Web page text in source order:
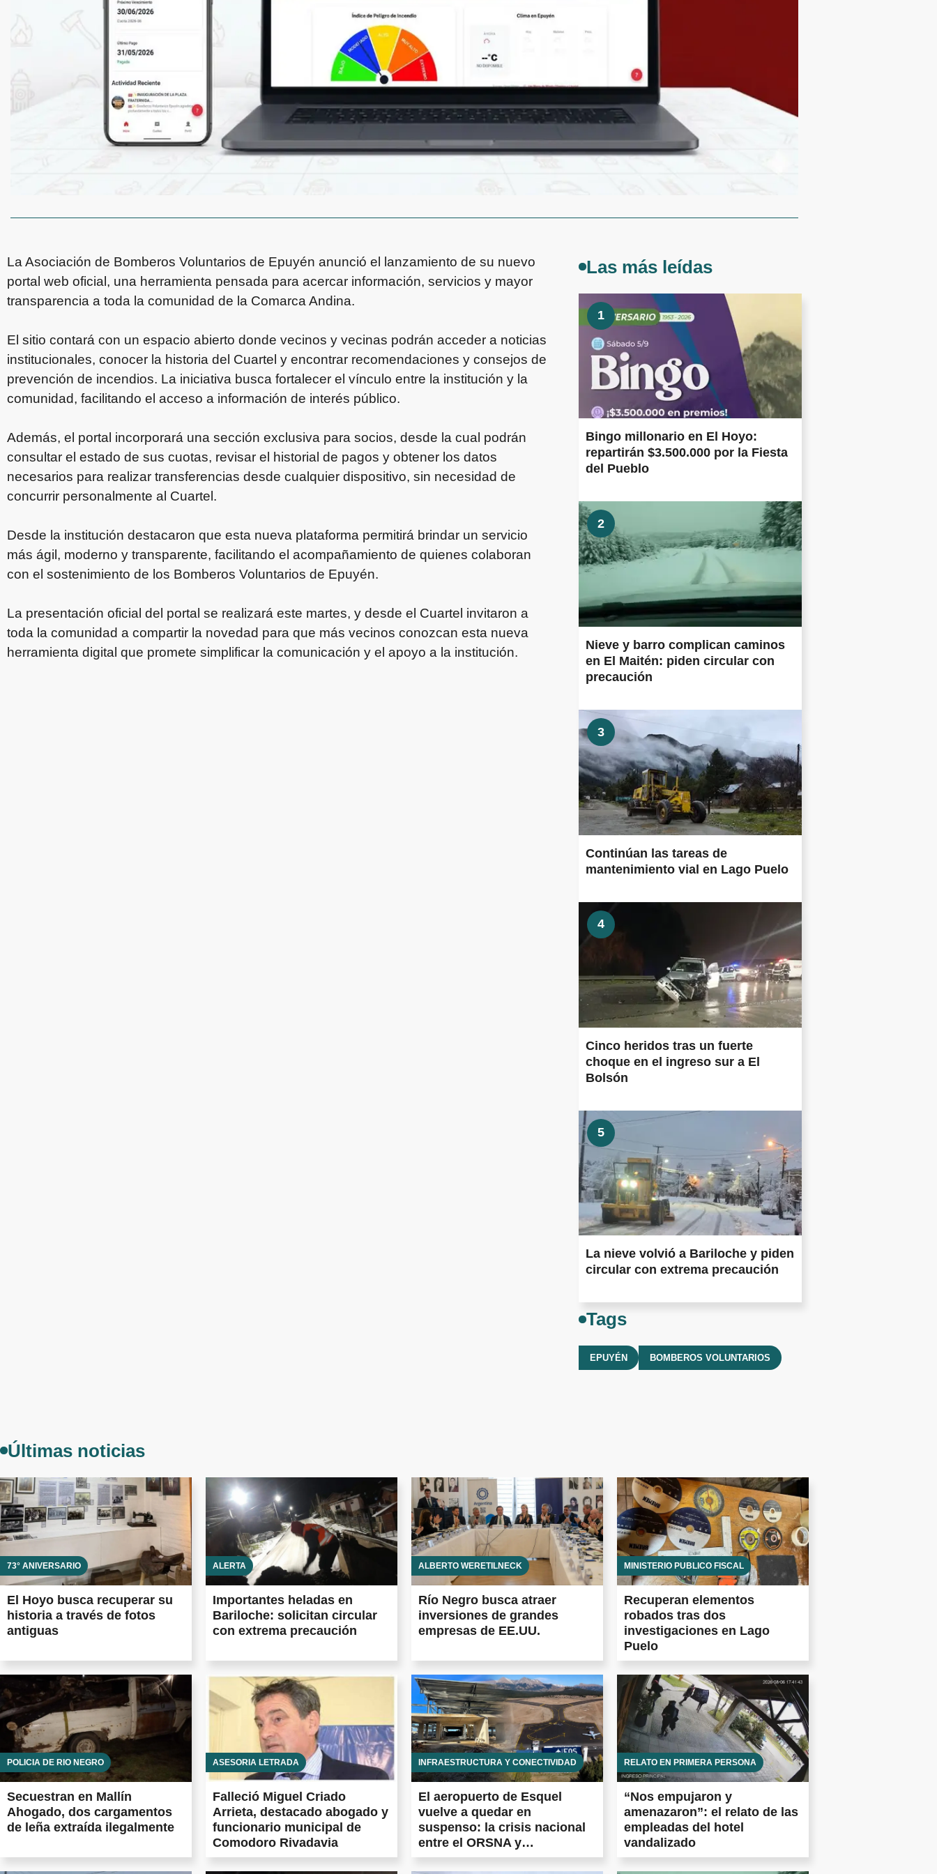
La Asociación de Bomberos Voluntarios de Epuyén anunció el lanzamiento de su nuevo
portal web oficial, una herramienta pensada para acercar información, servicios y mayor
transparencia a toda la comunidad de la Comarca Andina.
El sitio contará con un espacio abierto donde vecinos y vecinas podrán acceder a noticias
institucionales, conocer la historia del Cuartel y encontrar recomendaciones y consejos de
prevención de incendios. La iniciativa busca fortalecer el vínculo entre la institución y la
comunidad, facilitando el acceso a información de interés público.
Además, el portal incorporará una sección exclusiva para socios, desde la cual podrán
consultar el estado de sus cuotas, revisar el historial de pagos y obtener los datos
necesarios para realizar transferencias desde cualquier dispositivo, sin necesidad de
concurrir personalmente al Cuartel.
Desde la institución destacaron que esta nueva plataforma permitirá brindar un servicio
más ágil, moderno y transparente, facilitando el acompañamiento de quienes colaboran
con el sostenimiento de los Bomberos Voluntarios de Epuyén.
La presentación oficial del portal se realizará este martes, y desde el Cuartel invitaron a
toda la comunidad a compartir la novedad para que más vecinos conozcan esta nueva
herramienta digital que promete simplificar la comunicación y el apoyo a la institución.
Las más leídas
1
Bingo millonario en El Hoyo:
repartirán $3.500.000 por la Fiesta
del Pueblo
2
Nieve y barro complican caminos
en El Maitén: piden circular con
precaución
3
Continúan las tareas de
mantenimiento vial en Lago Puelo
4
Cinco heridos tras un fuerte
choque en el ingreso sur a El
Bolsón
5
La nieve volvió a Bariloche y piden
circular con extrema precaución
Tags
EPUYÉN BOMBEROS VOLUNTARIOS
Últimas noticias
73° ANIVERSARIO
El Hoyo busca recuperar su
historia a través de fotos
antiguas
ALERTA
Importantes heladas en
Bariloche: solicitan circular
con extrema precaución
ALBERTO WERETILNECK
Río Negro busca atraer
inversiones de grandes
empresas de EE.UU.
MINISTERIO PÚBLICO FISCAL
Recuperan elementos
robados tras dos
investigaciones en Lago
Puelo
POLICÍA DE RÍO NEGRO
Secuestran en Mallín
Ahogado, dos cargamentos
de leña extraída ilegalmente
ASESORÍA LETRADA
Falleció Miguel Criado
Arrieta, destacado abogado y
funcionario municipal de
Comodoro Rivadavia
INFRAESTRUCTURA Y CONECTIVIDAD
El aeropuerto de Esquel
vuelve a quedar en
suspenso: la crisis nacional
entre el ORSNA y
Aeropuertos Argentina frena
RELATO EN PRIMERA PERSONA
“Nos empujaron y
amenazaron”: el relato de las
empleadas del hotel
vandalizado